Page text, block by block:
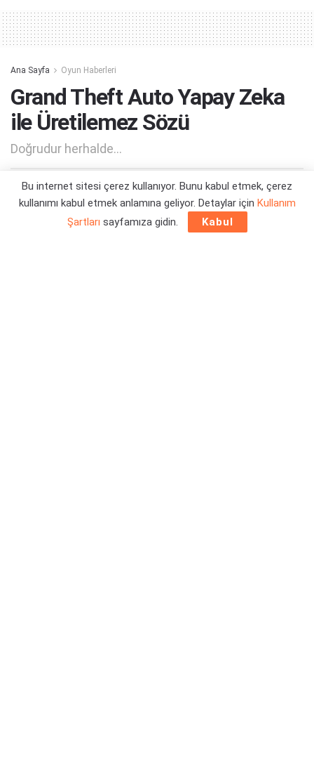
Ana Sayfa Oyun Haberleri
Grand Theft Auto Yapay Zeka
ile Üretilemez Sözü
Doğrudur herhalde...
Yazar: Yiğit Kaan Kızlıer 30/10/2025 17:25
Bu internet sitesi çerez kullanıyor. Bunu kabul etmek, çerez
kullanımı kabul etmek anlamına geliyor. Detaylar için Kullanım
Şartları sayfamıza gidin. Kabul